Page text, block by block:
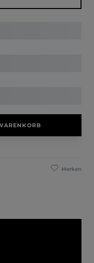
oder benutze die
Merken
/ Ratenkauf / Sofort)